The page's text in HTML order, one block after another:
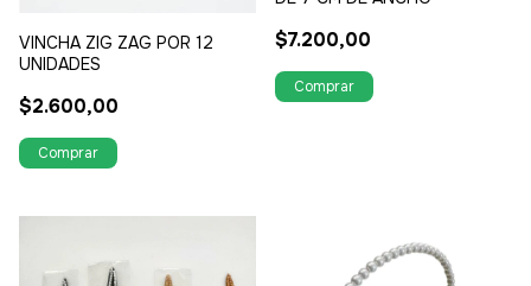
VINCHA ZIG ZAG POR 12
UNIDADES
$2.600,00
$7.200,00